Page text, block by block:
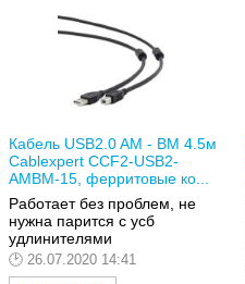
Кабель USB2.0 AM - BM 4.5м
Cablexpert CCF2-USB2-
AMBM-15, ферритовые ко...
Работает без проблем, не
нужна парится с усб
удлинителями
26.07.2020 14:41